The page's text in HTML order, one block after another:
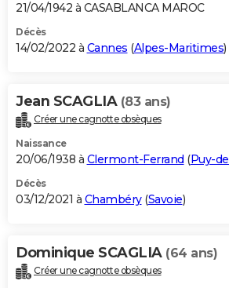
21/04/1942 à CASABLANCA MAROC
Décès
14/02/2022 à Cannes (Alpes-Maritimes)
Jean SCAGLIA (83 ans)
Créer une cagnotte obsèques
Naissance
20/06/1938 à Clermont-Ferrand (Puy-
Décès
03/12/2021 à Chambéry(Savoie)
Dominique SCAGLIA (64 ans)
Créer une cagnotte obsèques